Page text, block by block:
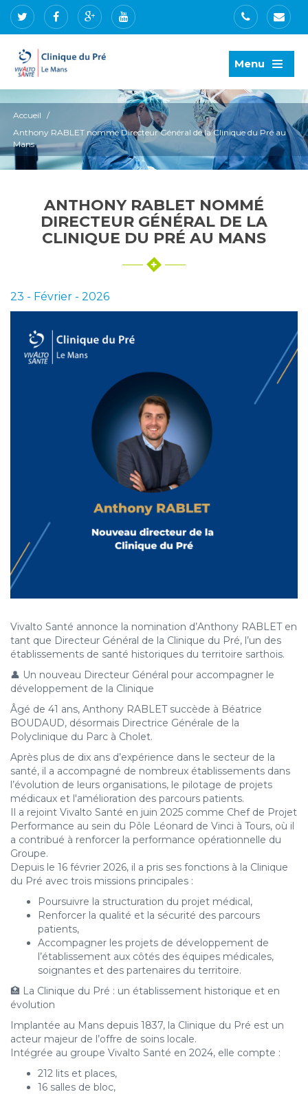
Menu
Accueil /
Anthony RABLET nommé Directeur Général de la Clinique du Pré au
Mans
ANTHONY RABLET NOMMÉ
DIRECTEUR GÉNÉRAL DE LA
CLINIQUE DU PRÉ AU MANS
23 - Février - 2026
Vivalto Santé annonce la nomination d’Anthony RABLET en
tant que Directeur Général de la Clinique du Pré, l’un des
établissements de santé historiques du territoire sarthois.
👤 Un nouveau Directeur Général pour accompagner le
développement de la Clinique
Âgé de 41 ans, Anthony RABLET succède à Béatrice
BOUDAUD, désormais Directrice Générale de la
Polyclinique du Parc à Cholet.
Après plus de dix ans d’expérience dans le secteur de la
santé, il a accompagné de nombreux établissements dans
l’évolution de leurs organisations, le pilotage de projets
médicaux et l'amélioration des parcours patients.
Il a rejoint Vivalto Santé en juin 2025 comme Chef de Projet
Performance au sein du Pôle Léonard de Vinci à Tours, où il
a contribué à renforcer la performance opérationnelle du
Groupe.
Depuis le 16 février 2026, il a pris ses fonctions à la Clinique
du Pré avec trois missions principales :
Poursuivre la structuration du projet médical,
Renforcer la qualité et la sécurité des parcours
patients,
Accompagner les projets de développement de
l’établissement aux côtés des équipes médicales,
soignantes et des partenaires du territoire.
🏥 La Clinique du Pré : un établissement historique et en
évolution
Implantée au Mans depuis 1837, la Clinique du Pré est un
acteur majeur de l’offre de soins locale.
Intégrée au groupe Vivalto Santé en 2024, elle compte :
212 lits et places,
16 salles de bloc,